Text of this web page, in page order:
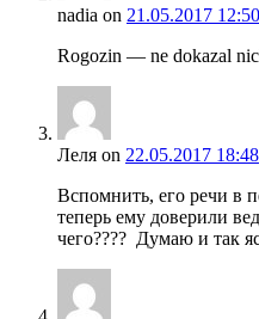
nadia on 21.05.2017 12:50
Rogozin — ne dokazal
Леля on 22.05.2017 18:48
Вспомнить, его речи в
теперь ему доверили
чего???? Думаю и так